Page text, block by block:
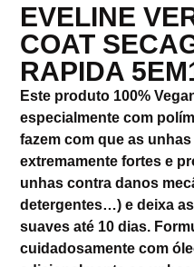
EVELINE
COAT
RAPIDA
Este produto 100%
especialmente com
fazem com que as
extremamente fortes e
unhas contra danos
detergentes…) e deixa
suaves até 10 dias.
cuidadosamente com